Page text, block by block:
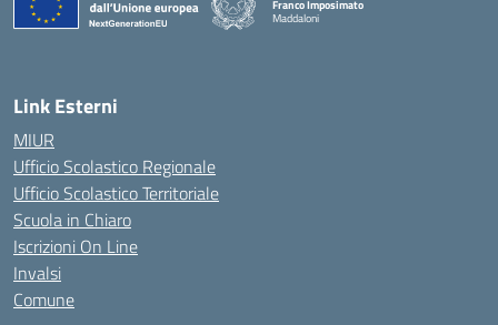
Franco Imposimato
Maddaloni
Link Esterni
MIUR
Ufficio Scolastico Regionale
Ufficio Scolastico Territoriale
Scuola in Chiaro
Iscrizioni On Line
Invalsi
Comune